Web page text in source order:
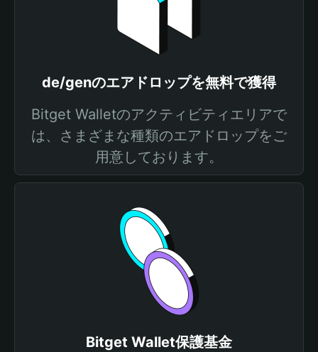
de/genのエアドロップを無料で獲得
Bitget Walletのアクティビティエリアで
は、さまざまな種類のエアドロップをご
用意しております。
Bitget Wallet保護基金